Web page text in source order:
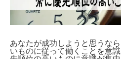
あなたが成功しようと思うな
いものに従って働くことを意